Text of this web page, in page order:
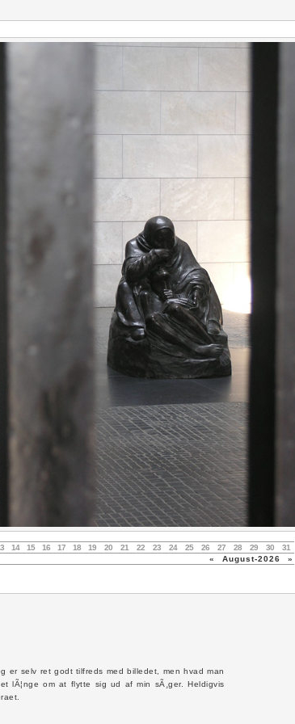
14 15 16 17 18 19 20 21 22 23 24 25 26 27 28 29 30
31
«
August-2026 »
er selv ret godt tilfreds med billedet, men hvad man
lÃ¦nge om at flytte sig ud af min sÃ¸ger. Heldigvis